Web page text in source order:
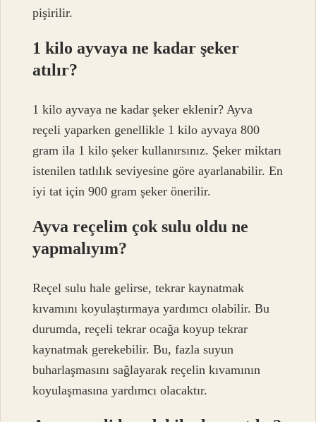
pişirilir.
1 kilo ayvaya ne kadar şeker
atılır?
1 kilo ayvaya ne kadar şeker eklenir? Ayva
reçeli yaparken genellikle 1 kilo ayvaya 800
gram ila 1 kilo şeker kullanırsınız. Şeker miktarı
istenilen tatlılık seviyesine göre ayarlanabilir. En
iyi tat için 900 gram şeker önerilir.
Ayva reçelim çok sulu oldu ne
yapmalıyım?
Reçel sulu hale gelirse, tekrar kaynatmak
kıvamını koyulaştırmaya yardımcı olabilir. Bu
durumda, reçeli tekrar ocağa koyup tekrar
kaynatmak gerekebilir. Bu, fazla suyun
buharlaşmasını sağlayarak reçelin kıvamının
koyulaşmasına yardımcı olacaktır.